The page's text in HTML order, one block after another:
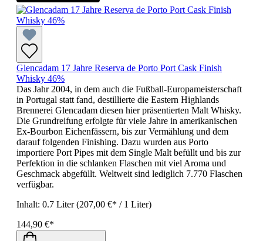
Glencadam 17 Jahre Reserva de Porto Port Cask Finish
Whisky 46%
Das Jahr 2004, in dem auch die Fußball-Europameisterschaft
in Portugal statt fand, destillierte die Eastern Highlands
Brennerei Glencadam diesen hier präsentierten Malt Whisky.
Die Grundreifung erfolgte für viele Jahre in amerikanischen
Ex-Bourbon Eichenfässern, bis zur Vermählung und dem
darauf folgenden Finishing. Dazu wurden aus Porto
importiere Port Pipes mit dem Single Malt befüllt und bis zur
Perfektion in die schlanken Flaschen mit viel Aroma und
Geschmack abgefüllt. Weltweit sind lediglich 7.770 Flaschen
verfügbar.
Inhalt: 0.7 Liter(207,00 €* / 1 Liter)
144,90 €*